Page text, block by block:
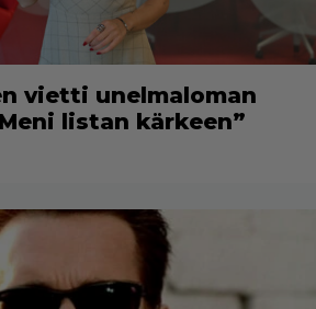
vietti unelmaloman
listan kärkeen”